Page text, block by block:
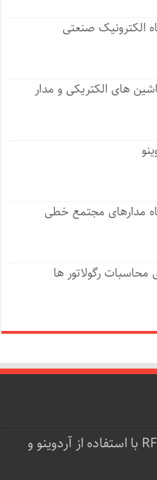
الکترونیک صنعتی
های الکتریکی و مدار
مدارهای مجتمع خطی
محاسبات رگولاتور ها
پروژه قفل‌ درب RFID با استفاده از آردوینو و